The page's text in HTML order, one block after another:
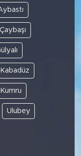
Çaybaşı
Kabadüz
Kumru
Ulubey